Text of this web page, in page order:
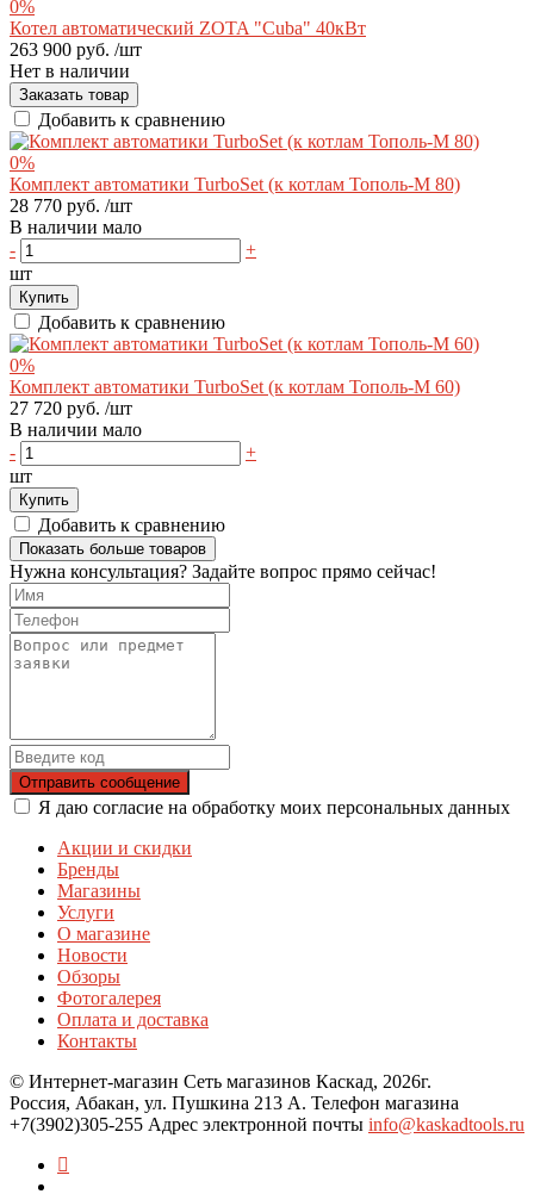
0%
Котел автоматический ZOTA "Cuba" 40кВт
263 900 руб. /шт
Нет в наличии
Заказать товар
Добавить к сравнению
0%
Комплект автоматики TurboSet (к котлам Тополь-М 80)
28 770 руб. /шт
В наличии мало
-
+
шт
Купить
Добавить к сравнению
0%
Комплект автоматики TurboSet (к котлам Тополь-М 60)
27 720 руб. /шт
В наличии мало
-
+
шт
Купить
Добавить к сравнению
Показать больше товаров
Нужна консультация? Задайте вопрос прямо сейчас!
Отправить сообщение
Я даю согласие на обработку моих персональных данных
Акции и скидки
Бренды
Магазины
Услуги
О магазине
Новости
Обзоры
Фотогалерея
Оплата и доставка
Контакты
© Интернет-магазин Сеть магазинов Каскад, 2026г.
Россия, Абакан, ул. Пушкина 213 А. Телефон магазина
+7(3902)305-255 Адрес электронной почты info@kaskadtools.ru